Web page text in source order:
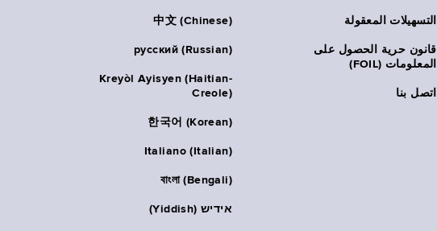
التسهيلات المعقولة
قانون حرية الحصول على
المعلومات (FOIL)
اتصل بنا
中文 (Chinese)
русский (Russian)
Kreyòl Ayisyen (Haitian-
Creole)
한국어 (Korean)
Italiano (Italian)
বাংলা (Bengali)
אידיש (Yiddish)